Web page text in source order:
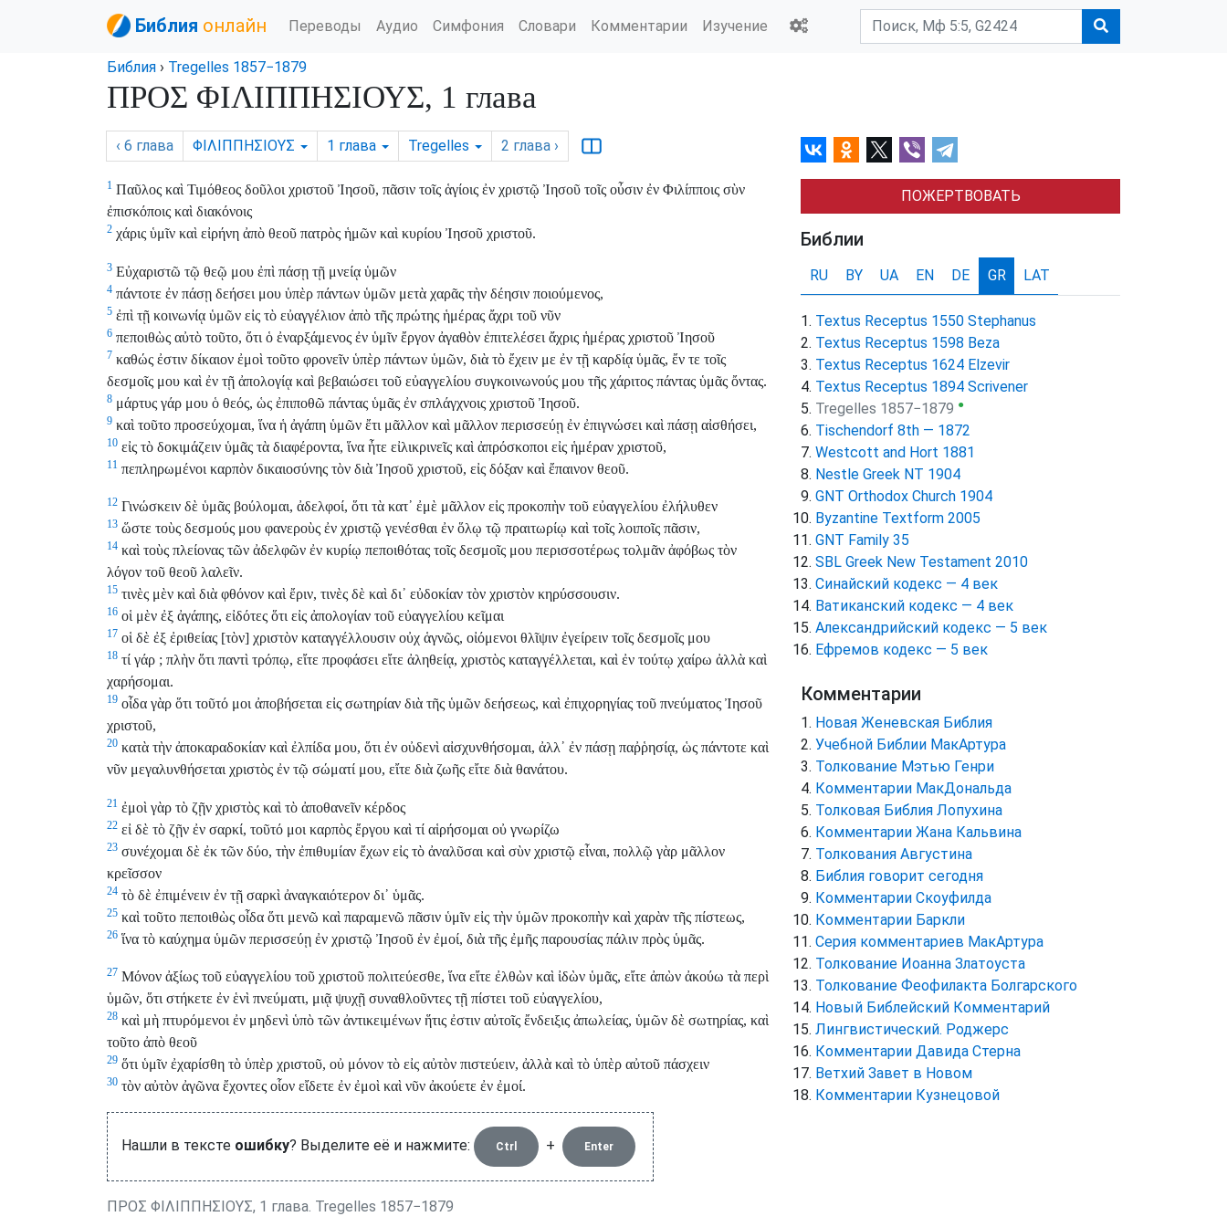
Библия онлайн Переводы Аудио Симфония Словари Комментарии Изучение
Библия › Tregelles 1857−1879
ΠΡΟΣ ΦΙΛΙΠΠΗΣΙΟΥΣ, 1 глава
‹ 6 глава ΦΙΛΙΠΠΗΣΙΟΥΣ 1 глава Tregelles 2 глава ›
1 Παῦλος καὶ Τιμόθεος δοῦλοι χριστοῦ Ἰησοῦ, πᾶσιν τοῖς ἁγίοις ἐν χριστῷ Ἰησοῦ τοῖς οὖσιν ἐν Φιλίπποις σὺν
ἐπισκόποις καὶ διακόνοις
2 χάρις ὑμῖν καὶ εἰρήνη ἀπὸ θεοῦ πατρὸς ἡμῶν καὶ κυρίου Ἰησοῦ χριστοῦ.
3 Εὐχαριστῶ τῷ θεῷ μου ἐπὶ πάσῃ τῇ μνείᾳ ὑμῶν
4 πάντοτε ἐν πάσῃ δεήσει μου ὑπὲρ πάντων ὑμῶν μετὰ χαρᾶς τὴν δέησιν ποιούμενος,
5 ἐπὶ τῇ κοινωνίᾳ ὑμῶν εἰς τὸ εὐαγγέλιον ἀπὸ τῆς πρώτης ἡμέρας ἄχρι τοῦ νῦν
6 πεποιθὼς αὐτὸ τοῦτο, ὅτι ὁ ἐναρξάμενος ἐν ὑμῖν ἔργον ἀγαθὸν ἐπιτελέσει ἄχρις ἡμέρας χριστοῦ Ἰησοῦ
7 καθώς ἐστιν δίκαιον ἐμοὶ τοῦτο φρονεῖν ὑπὲρ πάντων ὑμῶν, διὰ τὸ ἔχειν με ἐν τῇ καρδίᾳ ὑμᾶς, ἔν τε τοῖς
δεσμοῖς μου καὶ ἐν τῇ ἀπολογίᾳ καὶ βεβαιώσει τοῦ εὐαγγελίου συγκοινωνούς μου τῆς χάριτος πάντας ὑμᾶς ὄντας.
8 μάρτυς γάρ μου ὁ θεός, ὡς ἐπιποθῶ πάντας ὑμᾶς ἐν σπλάγχνοις χριστοῦ Ἰησοῦ.
9 καὶ τοῦτο προσεύχομαι, ἵνα ἡ ἀγάπη ὑμῶν ἔτι μᾶλλον καὶ μᾶλλον περισσεύῃ ἐν ἐπιγνώσει καὶ πάσῃ αἰσθήσει,
10 εἰς τὸ δοκιμάζειν ὑμᾶς τὰ διαφέροντα, ἵνα ἦτε εἰλικρινεῖς καὶ ἀπρόσκοποι εἰς ἡμέραν χριστοῦ,
11 πεπληρωμένοι καρπὸν δικαιοσύνης τὸν διὰ Ἰησοῦ χριστοῦ, εἰς δόξαν καὶ ἔπαινον θεοῦ.
12 Γινώσκειν δὲ ὑμᾶς βούλομαι, ἀδελφοί, ὅτι τὰ κατ᾽ ἐμὲ μᾶλλον εἰς προκοπὴν τοῦ εὐαγγελίου ἐλήλυθεν
13 ὥστε τοὺς δεσμούς μου φανεροὺς ἐν χριστῷ γενέσθαι ἐν ὅλῳ τῷ πραιτωρίῳ καὶ τοῖς λοιποῖς πᾶσιν,
14 καὶ τοὺς πλείονας τῶν ἀδελφῶν ἐν κυρίῳ πεποιθότας τοῖς δεσμοῖς μου περισσοτέρως τολμᾶν ἀφόβως τὸν
λόγον τοῦ θεοῦ λαλεῖν.
15 τινὲς μὲν καὶ διὰ φθόνον καὶ ἔριν, τινὲς δὲ καὶ δι᾽ εὐδοκίαν τὸν χριστὸν κηρύσσουσιν.
16 οἱ μὲν ἐξ ἀγάπης, εἰδότες ὅτι εἰς ἀπολογίαν τοῦ εὐαγγελίου κεῖμαι
17 οἱ δὲ ἐξ ἐριθείας [τὸν] χριστὸν καταγγέλλουσιν οὐχ ἁγνῶς, οἰόμενοι θλῖψιν ἐγείρειν τοῖς δεσμοῖς μου
18 τί γάρ ; πλὴν ὅτι παντὶ τρόπῳ, εἴτε προφάσει εἴτε ἀληθείᾳ, χριστὸς καταγγέλλεται, καὶ ἐν τούτῳ χαίρω ἀλλὰ καὶ
χαρήσομαι.
19 οἶδα γὰρ ὅτι τοῦτό μοι ἀποβήσεται εἰς σωτηρίαν διὰ τῆς ὑμῶν δεήσεως, καὶ ἐπιχορηγίας τοῦ πνεύματος Ἰησοῦ
χριστοῦ,
20 κατὰ τὴν ἀποκαραδοκίαν καὶ ἐλπίδα μου, ὅτι ἐν οὐδενὶ αἰσχυνθήσομαι, ἀλλ᾽ ἐν πάσῃ παῤῥησίᾳ, ὡς πάντοτε καὶ
νῦν μεγαλυνθήσεται χριστὸς ἐν τῷ σώματί μου, εἴτε διὰ ζωῆς εἴτε διὰ θανάτου.
21 ἐμοὶ γὰρ τὸ ζῇν χριστὸς καὶ τὸ ἀποθανεῖν κέρδος
22 εἰ δὲ τὸ ζῇν ἐν σαρκί, τοῦτό μοι καρπὸς ἔργου καὶ τί αἱρήσομαι οὐ γνωρίζω
23 συνέχομαι δὲ ἐκ τῶν δύο, τὴν ἐπιθυμίαν ἔχων εἰς τὸ ἀναλῦσαι καὶ σὺν χριστῷ εἶναι, πολλῷ γὰρ μᾶλλον
κρεῖσσον
24 τὸ δὲ ἐπιμένειν ἐν τῇ σαρκὶ ἀναγκαιότερον δι᾽ ὑμᾶς.
25 καὶ τοῦτο πεποιθὼς οἶδα ὅτι μενῶ καὶ παραμενῶ πᾶσιν ὑμῖν εἰς τὴν ὑμῶν προκοπὴν καὶ χαρὰν τῆς πίστεως,
26 ἵνα τὸ καύχημα ὑμῶν περισσεύῃ ἐν χριστῷ Ἰησοῦ ἐν ἐμοί, διὰ τῆς ἐμῆς παρουσίας πάλιν πρὸς ὑμᾶς.
27 Μόνον ἀξίως τοῦ εὐαγγελίου τοῦ χριστοῦ πολιτεύεσθε, ἵνα εἴτε ἐλθὼν καὶ ἰδὼν ὑμᾶς, εἴτε ἀπὼν ἀκούω τὰ περὶ
ὑμῶν, ὅτι στήκετε ἐν ἑνὶ πνεύματι, μιᾷ ψυχῇ συναθλοῦντες τῇ πίστει τοῦ εὐαγγελίου,
28 καὶ μὴ πτυρόμενοι ἐν μηδενὶ ὑπὸ τῶν ἀντικειμένων ἥτις ἐστιν αὐτοῖς ἔνδειξις ἀπωλείας, ὑμῶν δὲ σωτηρίας, καὶ
τοῦτο ἀπὸ θεοῦ
29 ὅτι ὑμῖν ἐχαρίσθη τὸ ὑπὲρ χριστοῦ, οὐ μόνον τὸ εἰς αὐτὸν πιστεύειν, ἀλλὰ καὶ τὸ ὑπὲρ αὐτοῦ πάσχειν
30 τὸν αὐτὸν ἀγῶνα ἔχοντες οἷον εἴδετε ἐν ἐμοὶ καὶ νῦν ἀκούετε ἐν ἐμοί.
Нашли в тексте ошибку? Выделите её и нажмите: Ctrl + Enter
ΠΡΟΣ ΦΙΛΙΠΠΗΣΙΟΥΣ, 1 глава. Tregelles 1857−1879
ПОЖЕРТВОВАТЬ
Библии
RU BY UA EN DE GR LAT
Textus Receptus 1550 Stephanus
Textus Receptus 1598 Beza
Textus Receptus 1624 Elzevir
Textus Receptus 1894 Scrivener
Tregelles 1857−1879 ●
Tischendorf 8th — 1872
Westcott and Hort 1881
Nestle Greek NT 1904
GNT Orthodox Church 1904
Byzantine Textform 2005
GNT Family 35
SBL Greek New Testament 2010
Синайский кодекс — 4 век
Ватиканский кодекс — 4 век
Александрийский кодекс — 5 век
Ефремов кодекс — 5 век
Комментарии
Новая Женевская Библия
Учебной Библии МакАртура
Толкование Мэтью Генри
Комментарии МакДональда
Толковая Библия Лопухина
Комментарии Жана Кальвина
Толкования Августина
Библия говорит сегодня
Комментарии Скоуфилда
Комментарии Баркли
Серия комментариев МакАртура
Толкование Иоанна Златоуста
Толкование Феофилакта Болгарского
Новый Библейский Комментарий
Лингвистический. Роджерс
Комментарии Давида Стерна
Ветхий Завет в Новом
Комментарии Кузнецовой